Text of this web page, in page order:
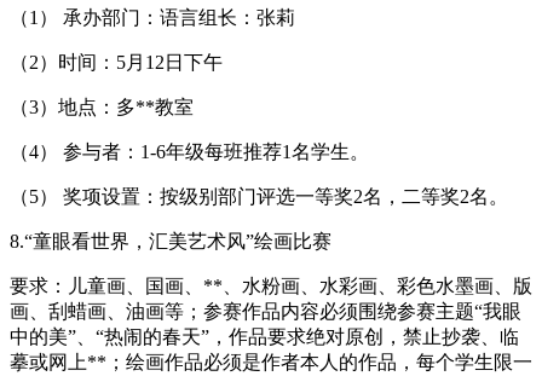
（1） 承办部门：语言组长：张莉
（2）时间：5月12日下午
（3）地点：多**教室
（4） 参与者：1-6年级每班推荐1名学生。
（5） 奖项设置：按级别部门评选一等奖2名，二等奖2名。
8.“童眼看世界，汇美艺术风”绘画比赛
要求：儿童画、国画、**、水粉画、水彩画、彩色水墨画、版
画、刮蜡画、油画等；参赛作品内容必须围绕参赛主题“我眼
中的美”、“热闹的春天”，作品要求绝对原创，禁止抄袭、临
摹或网上**；绘画作品必须是作者本人的作品，每个学生限一